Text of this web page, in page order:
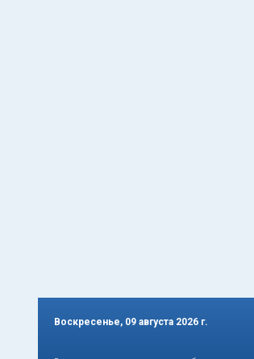
Воскресенье, 09 августа 2026 г.